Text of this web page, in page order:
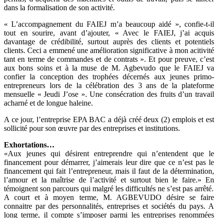
dans la formalisation de son activité.
« L’accompagnement du FAIEJ m’a beaucoup aidé », confie-t-il
tout en sourire, avant d’ajouter, « Avec le FAIEJ, j’ai acquis
davantage de crédibilité, surtout auprès des clients et potentiels
clients. Ceci a emmené une amélioration significative à mon acitivité
tant en terme de commandes et de contrats ». Et pour preuve, c’est
aux bons soins et à la muse de M. Agbevudo que le FAIEJ va
confier la conception des trophées décernés aux jeunes primo-
entrepreneurs lors de la célébration des 3 ans de la plateforme
mensuelle « Jeudi J’ose ». Une consécration des fruits d’un travail
acharné et de longue haleine.
A ce jour, l’entreprise EPA BAC a déjà créé deux (2) emplois et est
sollicité pour son œuvre par des entreprises et institutions.
Exhortations…
«Aux jeunes qui désirent entreprendre qui n’entendent que le
financement pour démarrer, j’aimerais leur dire que ce n’est pas le
financement qui fait l’entrepreneur, mais il faut de la détermination,
l’amour et la maîtrise de l’activité et surtout bien le faire.» En
témoignent son parcours qui malgré les difficultés ne s’est pas arrêté.
A court et à moyen terme, M. AGBEVUDO désire se faire
connaitre par des personnalités, entreprises et sociétés du pays. A
long terme, il compte s’imposer parmi les entreprises renommées